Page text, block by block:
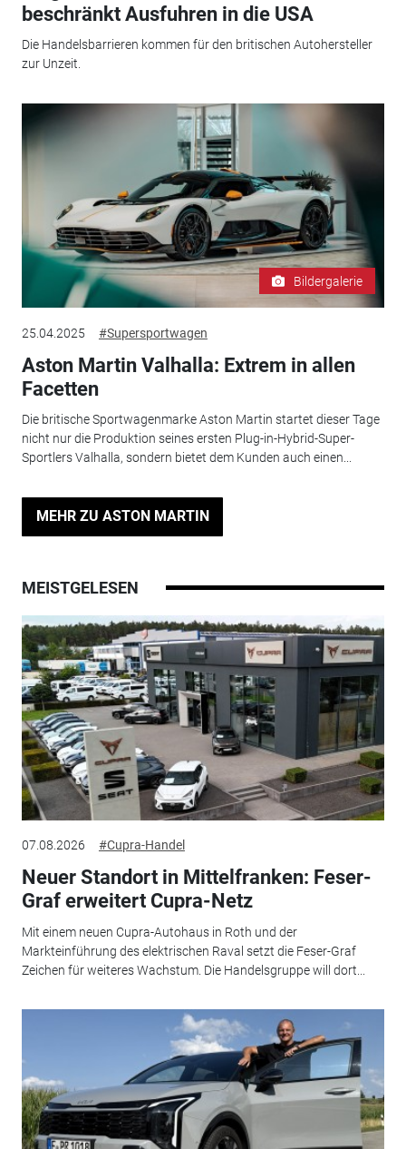
beschränkt Ausfuhren in die USA
Die Handelsbarrieren kommen für den britischen Autohersteller
zur Unzeit.
Bildergalerie
25.04.2025 #Supersportwagen
Aston Martin Valhalla: Extrem in allen
Facetten
Die britische Sportwagenmarke Aston Martin startet dieser Tage
nicht nur die Produktion seines ersten Plug-in-Hybrid-Super-
Sportlers Valhalla, sondern bietet dem Kunden auch einen...
MEHR ZU ASTON MARTIN
MEISTGELESEN
07.08.2026 #Cupra-Handel
Neuer Standort in Mittelfranken: Feser-
Graf erweitert Cupra-Netz
Mit einem neuen Cupra-Autohaus in Roth und der
Markteinführung des elektrischen Raval setzt die Feser-Graf
Zeichen für weiteres Wachstum. Die Handelsgruppe will dort...